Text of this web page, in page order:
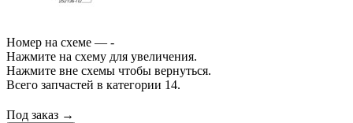
Номер на схеме — -
Нажмите на схему для увеличения.
Нажмите вне схемы чтобы вернуться.
Всего запчастей в категории 14.
Под заказ →